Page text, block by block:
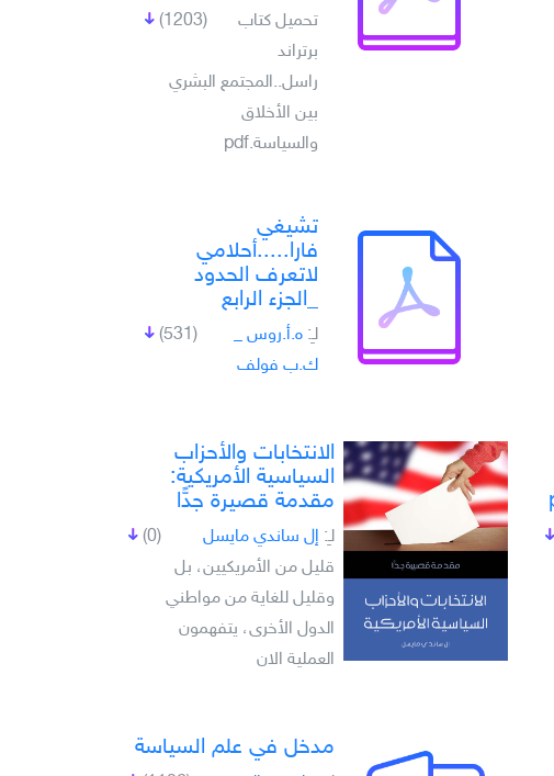
(1203)
تحميل كتاب
برتراند
راسل..المجتمع البشري
بين الأخلاق
والسياسة.pdf
تشيغي
فارا.....أحلامي
لاتعرف الحدود
_الجزء الرابع
(531) لـِ: ه.أ.روس _
ك.ب فولف
الانتخابات والأحزاب
السياسية الأمريكية:
مقدمة قصيرة جدًّا
(0) لـِ: إل ساندي مايسل
قليل من الأمريكيين، بل
وقليل للغاية من مواطني
الدول الأخرى، يتفهمون
العملية الان
مدخل في علم السياسة